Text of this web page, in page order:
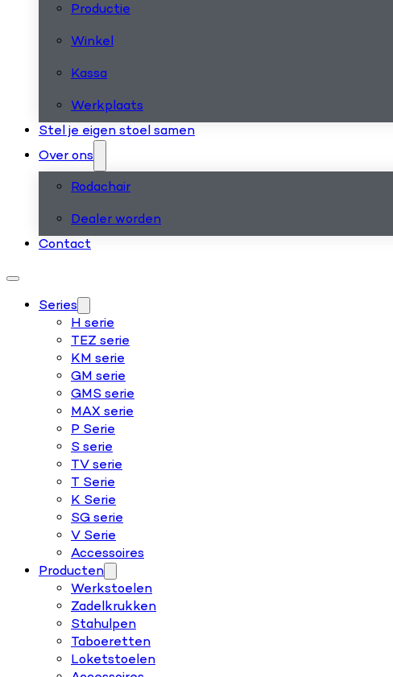
Productie
Winkel
Kassa
Werkplaats
Stel je eigen stoel samen
Over ons
Rodachair
Dealer worden
Contact
Series
H serie
TEZ serie
KM serie
GM serie
GMS serie
MAX serie
P Serie
S serie
TV serie
T Serie
K Serie
SG serie
V Serie
Accessoires
Producten
Werkstoelen
Zadelkrukken
Stahulpen
Taboeretten
Loketstoelen